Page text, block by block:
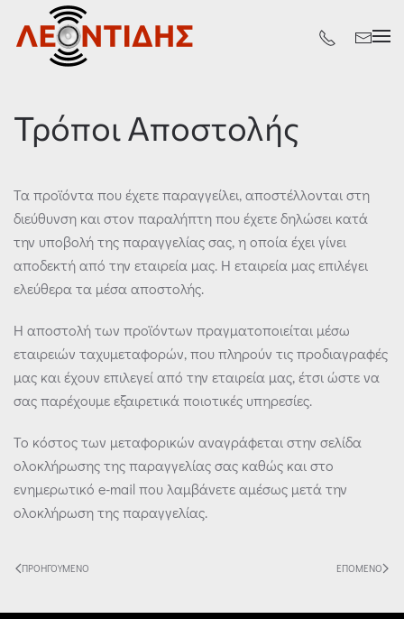
Skip
Τρόποι Αποστολής
Τα προϊόντα που έχετε παραγγείλει, αποστέλλονται στη
διεύθυνση και στον παραλήπτη που έχετε δηλώσει κατά
την υποβολή της παραγγελίας σας, η οποία έχει γίνει
αποδεκτή από την εταιρεία μας. Η εταιρεία μας επιλέγει
ελεύθερα τα μέσα αποστολής.
Η αποστολή των προϊόντων πραγματοποιείται μέσω
εταιρειών ταχυμεταφορών, που πληρούν τις προδιαγραφές
μας και έχουν επιλεγεί από την εταιρεία μας, έτσι ώστε να
σας παρέχουμε εξαιρετικά ποιοτικές υπηρεσίες.
Το κόστος των μεταφορικών αναγράφεται στην σελίδα
ολοκλήρωσης της παραγγελίας σας καθώς και στο
ενημερωτικό e-mail που λαμβάνετε αμέσως μετά την
ολοκλήρωση της παραγγελίας.
ΠΡΟΗΓΟΎΜΕΝΟ ΕΠΌΜΕΝΟ